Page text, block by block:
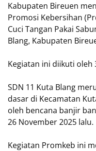
Kabupaten Bireuen
Promosi Kebersihan
Cuci Tangan Pakai
Blang, Kabupaten
Kegiatan ini diikuti oleh
SDN 11 Kuta Blang
dasar di Kecamatan
oleh bencana banjir
26 November 2025 lalu.
Kegiatan Promkeb ini